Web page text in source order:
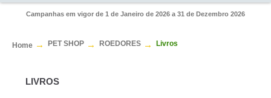
Campanhas em vigor de 1 de Janeiro de 2026 a 31 de Dezembro 2026
Home PET SHOP ROEDORES Livros
LIVROS